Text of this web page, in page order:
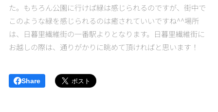
た。もちろん公園に行けば緑は感じられるのですが、街中で
このような緑を感じられるのは癒されていいですね^^場所
は、日暮里繊維街の一番駅よりとなります。日暮里繊維街に
お越しの際は、通りがかりに眺めて頂ければと思います！
Share